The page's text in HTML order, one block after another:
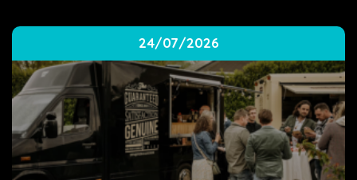
24/07/2026